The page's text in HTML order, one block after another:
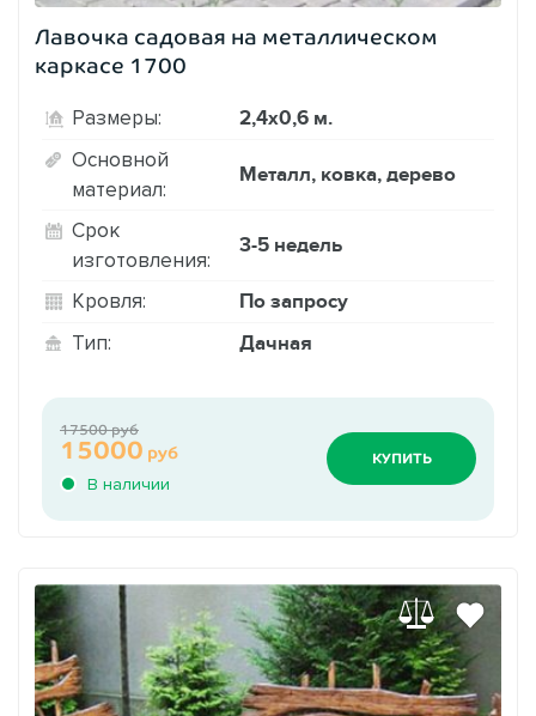
Лавочка садовая на металлическом
каркасе 1700
Размеры: 2,4х0,6 м.
Основной
материал:
Металл, ковка, дерево
Срок
изготовления:
3-5 недель
Кровля: По запросу
Тип: Дачная
В наличии
15000 руб
17500 руб
КУПИТЬ